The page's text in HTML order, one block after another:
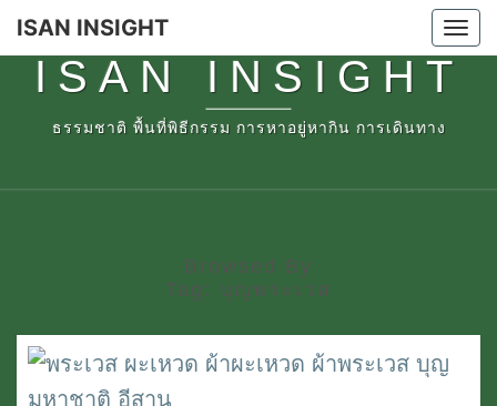
Skip
to
content
ISAN INSIGHT
ISAN INSIGHT
ธรรมชาติ พื้นที่พิธีกรรม การหาอยู่หากิน การเดินทาง
Browsed By
Tag: บุญพระเวส